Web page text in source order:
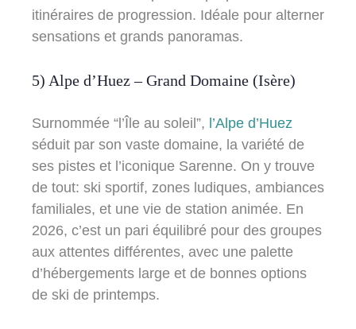
itinéraires de progression. Idéale pour alterner
sensations et grands panoramas.
5) Alpe d’Huez – Grand Domaine (Isère)
Surnommée “l’Île au soleil”, l’Alpe d’Huez
séduit par son vaste domaine, la variété de
ses pistes et l’iconique Sarenne. On y trouve
de tout: ski sportif, zones ludiques, ambiances
familiales, et une vie de station animée. En
2026, c’est un pari équilibré pour des groupes
aux attentes différentes, avec une palette
d’hébergements large et de bonnes options
de ski de printemps.